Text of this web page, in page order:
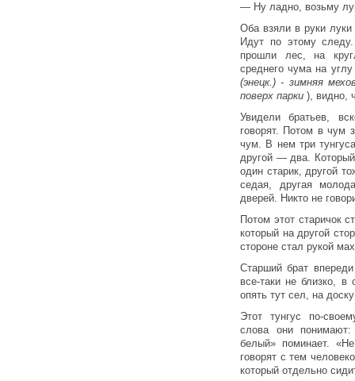
— Ну ладно, возьму
Оба взяли в руки
Идут по этому
прошли лес, на
среднего чума на
(энецк.) - зимняя
поверх парки ), видно,
Увидели братьев,
говорят. Потом в чум
чум. В нем три
другой — два.
один старик, другой
седая, другая
дверей. Никто не
Потом этот старичок
который на другой
стороне стал рукой
Старший брат
все-таки не близко,
опять тут сел, на
Этот тунгус по-
слова они понимают:
белый» поминает.
говорят с тем
который отдельно